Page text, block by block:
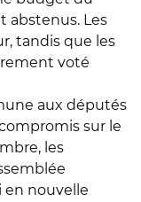
abstenus. Les
tandis que les
voté
aux députés
sur le
les
en nouvelle